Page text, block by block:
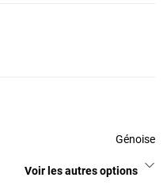
Génoise
Voir les autres options